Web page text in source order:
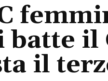
il
il